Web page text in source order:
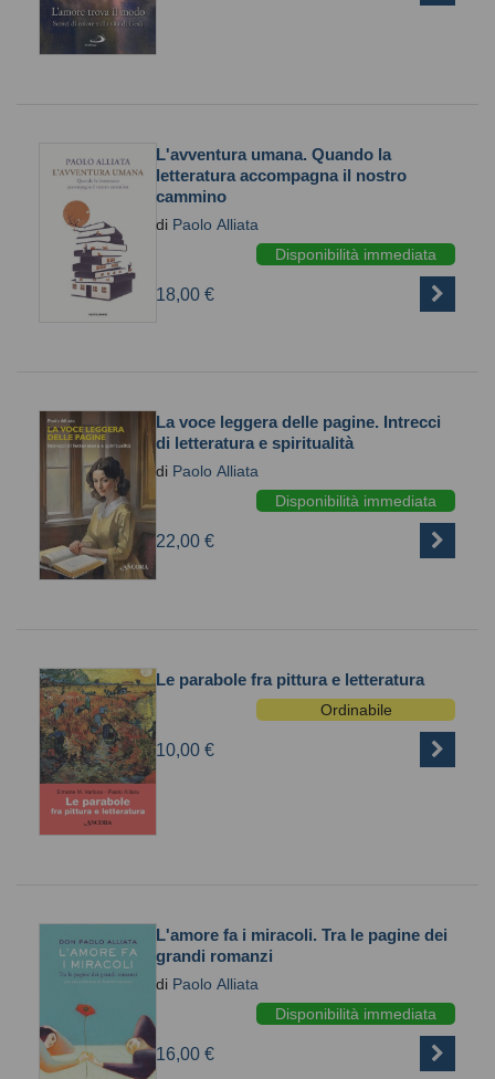
L'avventura umana. Quando la
letteratura accompagna il nostro
cammino
di Paolo Alliata
Disponibilità immediata
18,00 €
La voce leggera delle pagine. Intrecci
di letteratura e spiritualità
di Paolo Alliata
Disponibilità immediata
22,00 €
Le parabole fra pittura e letteratura
Ordinabile
10,00 €
L'amore fa i miracoli. Tra le pagine dei
grandi romanzi
di Paolo Alliata
Disponibilità immediata
16,00 €